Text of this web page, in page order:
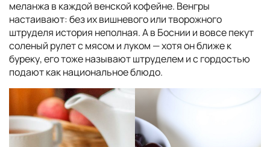
меланжа в каждой венской кофейне. Венгры
настаивают: без их вишневого или творожного
штруделя история неполная. А в Боснии и вовсе пекут
соленый рулет с мясом и луком — хотя он ближе к
буреку, его тоже называют штруделем и с гордостью
подают как национальное блюдо.